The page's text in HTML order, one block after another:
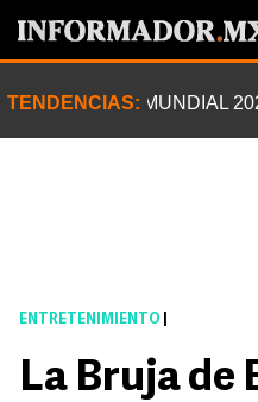
TENDENCIAS: MUNDIAL
ENTRETENIMIENTO
La Bruja de